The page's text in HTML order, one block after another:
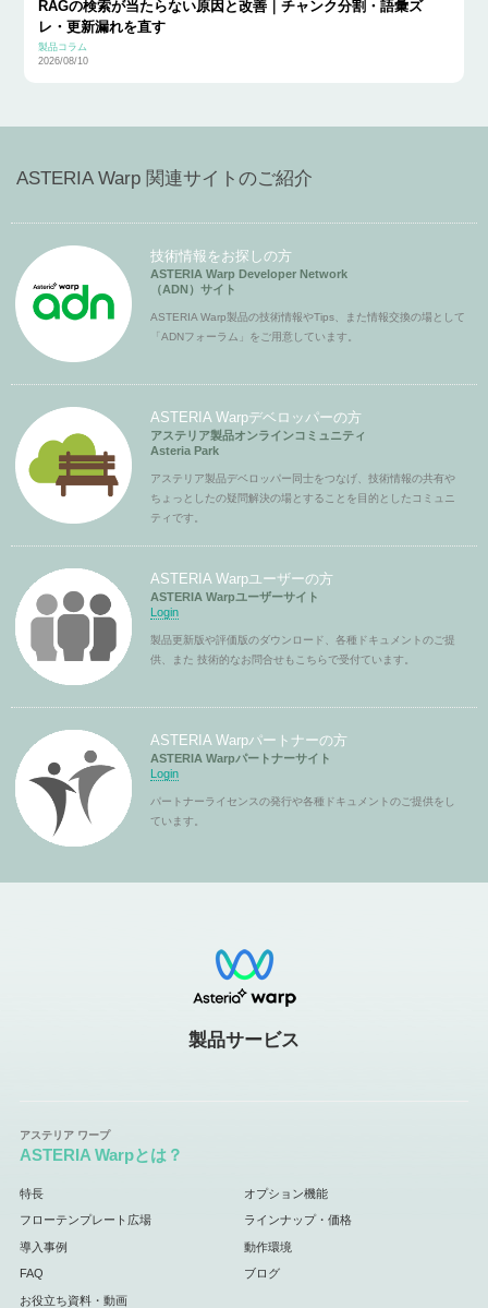
RAGの検索が当たらない原因と改善｜チャンク分割・語彙ズ
レ・更新漏れを直す
製品コラム
2026/08/10
ASTERIA Warp 関連サイトのご紹介
技術情報をお探しの方
ASTERIA Warp Developer Network
（ADN）サイト
ASTERIA Warp製品の技術情報やTips、また情報交換の場として
「ADNフォーラム」をご用意しています。
ASTERIA Warpデベロッパーの方
アステリア製品オンラインコミュニティ
Asteria Park
アステリア製品デベロッパー同士をつなげ、技術情報の共有や
ちょっとしたの疑問解決の場とすることを目的としたコミュニ
ティです。
ASTERIA Warpユーザーの方
ASTERIA Warpユーザーサイト
Login
製品更新版や評価版のダウンロード、各種ドキュメントのご提
供、また 技術的なお問合せもこちらで受付ています。
ASTERIA Warpパートナーの方
ASTERIA Warpパートナーサイト
Login
パートナーライセンスの発行や各種ドキュメントのご提供をし
ています。
製品サービス
ASTERIA Warpとは？
特長 オプション機能
フローテンプレート広場 ラインナップ・価格
導入事例 動作環境
FAQ ブログ
お役立ち資料・動画